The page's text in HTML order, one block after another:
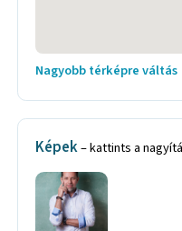
Nagyobb térképre
Képek– kattints a